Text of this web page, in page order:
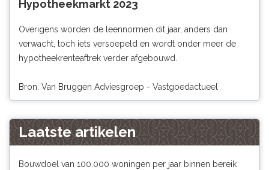
Hypotheekmarkt 2023
Overigens worden de leennormen dit jaar, anders dan
verwacht, toch iets versoepeld en wordt onder meer de
hypotheekrenteaftrek verder afgebouwd.
Bron: Van Bruggen Adviesgroep - Vastgoedactueel
Laatste artikelen
Bouwdoel van 100.000 woningen per jaar binnen bereik